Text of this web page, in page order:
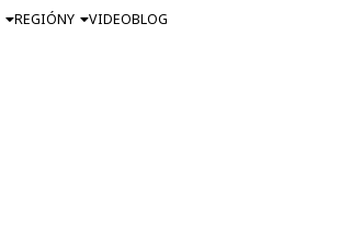
REGIÓNY VIDEOBLOG